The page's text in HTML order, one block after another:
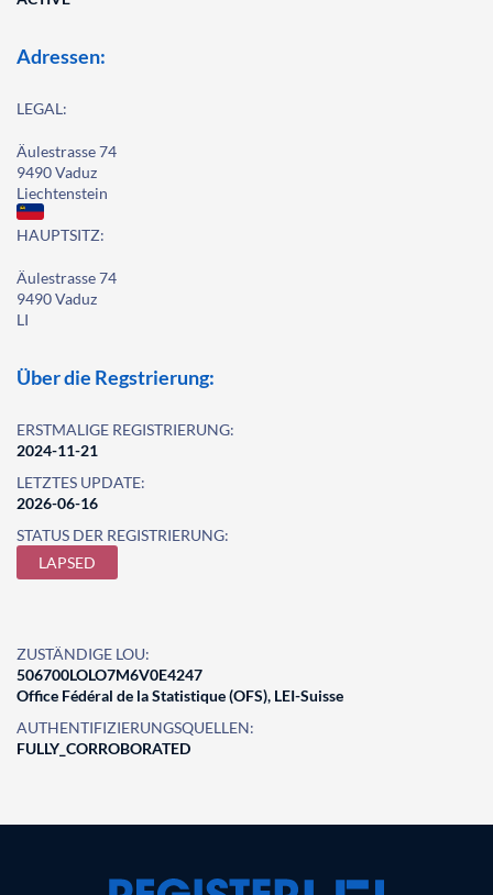
Adressen:
LEGAL:
Äulestrasse 74
9490 Vaduz
Liechtenstein
HAUPTSITZ:
Äulestrasse 74
9490 Vaduz
LI
Über die Regstrierung:
ERSTMALIGE REGISTRIERUNG:
2024-11-21
LETZTES UPDATE:
2026-06-16
STATUS DER REGISTRIERUNG:
LAPSED
ZUSTÄNDIGE LOU:
506700LOLO7M6V0E4247
Office Fédéral de la Statistique (OFS), LEI-Suisse
AUTHENTIFIZIERUNGSQUELLEN:
FULLY_CORROBORATED